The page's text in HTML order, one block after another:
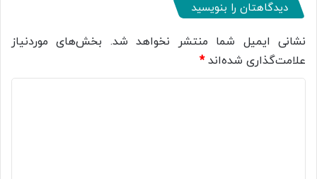
دیدگاهتان را بنویسید
نشانی ایمیل شما منتشر نخواهد شد. بخش‌های موردنیاز
علامت‌گذاری شده‌اند*